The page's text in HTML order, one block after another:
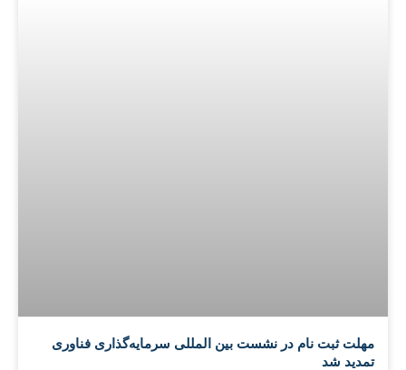
مهلت ثبت نام در نشست بین المللی سرمایه‌گذاری فناوری
تمدید شد